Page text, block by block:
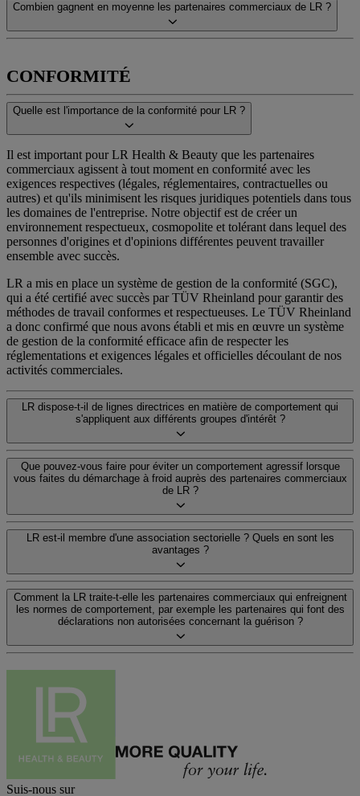
Combien gagnent en moyenne les partenaires commerciaux de LR ?
CONFORMITÉ
Quelle est l'importance de la conformité pour LR ?
Il est important pour LR Health & Beauty que les partenaires
commerciaux agissent à tout moment en conformité avec les
exigences respectives (légales, réglementaires, contractuelles ou
autres) et qu'ils minimisent les risques juridiques potentiels dans tous
les domaines de l'entreprise. Notre objectif est de créer un
environnement respectueux, cosmopolite et tolérant dans lequel des
personnes d'origines et d'opinions différentes peuvent travailler
ensemble avec succès.
LR a mis en place un système de gestion de la conformité (SGC),
qui a été certifié avec succès par TÜV Rheinland pour garantir des
méthodes de travail conformes et respectueuses. Le TÜV Rheinland
a donc confirmé que nous avons établi et mis en œuvre un système
de gestion de la conformité efficace afin de respecter les
réglementations et exigences légales et officielles découlant de nos
activités commerciales.
LR dispose-t-il de lignes directrices en matière de comportement qui
s'appliquent aux différents groupes d'intérêt ?
Que pouvez-vous faire pour éviter un comportement agressif lorsque
vous faites du démarchage à froid auprès des partenaires commerciaux
de LR ?
LR est-il membre d'une association sectorielle ? Quels en sont les
avantages ?
Comment la LR traite-t-elle les partenaires commerciaux qui enfreignent
les normes de comportement, par exemple les partenaires qui font des
déclarations non autorisées concernant la guérison ?
Suis-nous sur